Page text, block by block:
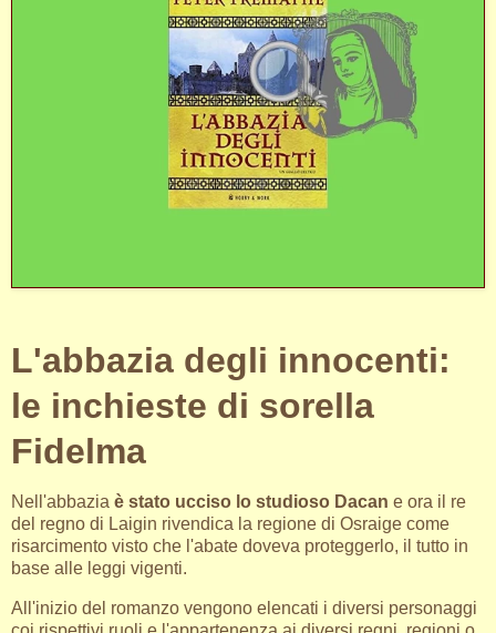
L'abbazia degli innocenti:
le inchieste di sorella
Fidelma
Nell'abbazia è stato ucciso lo studioso Dacan e ora il re
del regno di Laigin rivendica la regione di Osraige come
risarcimento visto che l'abate doveva proteggerlo, il tutto in
base alle leggi vigenti.
All'inizio del romanzo vengono elencati i diversi personaggi